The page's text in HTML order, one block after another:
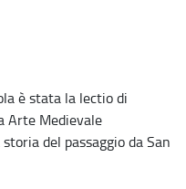
è stata la lectio di
Arte Medievale
del passaggio da San